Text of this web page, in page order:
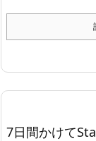
7日間かけて